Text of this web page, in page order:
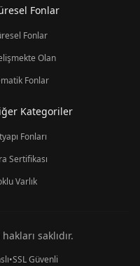
Fonlar
Fonlar
Olan
Fonlar
Kategoriler
Fonları
Sertifikası
Varlık
saklıdır.
•SSL Güvenli